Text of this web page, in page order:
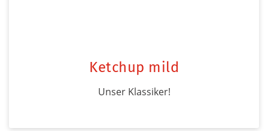
Ketchup mild
Unser Klassiker!